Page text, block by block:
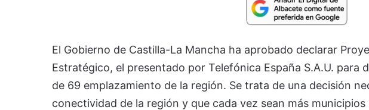
El Gobierno de Castilla-La Mancha ha aprobado declarar
Estratégico, el presentado por Telefónica España S.A.U. para
de 69 emplazamiento de la región. Se trata de una decisión
conectividad de la región y que cada vez sean más